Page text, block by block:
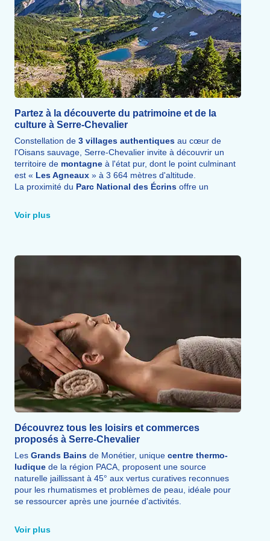
Partez à la découverte du patrimoine et de la
culture à Serre-Chevalier
Constellation de 3 villages authentiques au cœur de
l'Oisans sauvage, Serre-Chevalier invite à découvrir un
territoire de montagne à l'état pur, dont le point culminant
est « Les Agneaux » à 3 664 mètres d'altitude.
La proximité du Parc National des Écrins offre un
randonnées
Voir plus
Découvrez tous les loisirs et commerces
proposés à Serre-Chevalier
Les Grands Bains de Monétier, unique centre thermo-
ludique de la région PACA, proposent une source
naturelle jaillissant à 45° aux vertus curatives reconnues
pour les rhumatismes et problèmes de peau, idéale pour
se ressourcer après une journée d'activités.
tout-petits dès 8 mois pour que les parents profitent
pleinement de leur
Voir plus